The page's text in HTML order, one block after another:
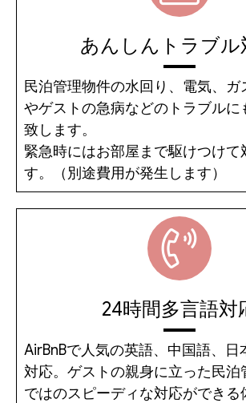
あんしんトラブル
民泊管理物件の水回り、電気、ガ
やゲストの急病などのトラブルに
致します。
緊急時にはお部屋まで駆けつけて
す。（別途費用が発生します）
24時間多言語対
AirBnBで人気の英語、中国語、日
対応。ゲストの親身に立った民泊
ではのスピーディな対応ができる